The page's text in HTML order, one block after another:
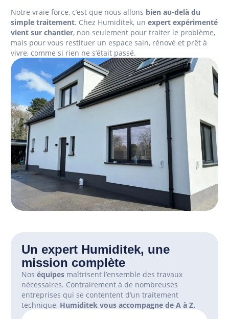
Notre vraie force, c’est que nous allons bien au-delà du
simple traitement. Chez Humiditek, un expert expérimenté
vient sur chantier, non seulement pour traiter le problème,
mais pour vous restituer un espace sain, rénové et prêt à
vivre, comme si rien ne s’était passé.
Un expert Humiditek, une
mission complète
Nos équipes maîtrisent l’ensemble des travaux
nécessaires. Contrairement à de nombreuses
entreprises qui se contentent d’un traitement
technique, Humiditek vous accompagne de A à Z.